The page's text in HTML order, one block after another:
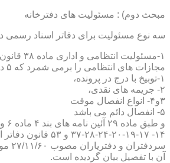
مبحث دوم) : مسئولیت های دفترخانه
سه نوع مسئولیت برای دفاتر اسناد رسمی
۱-مسئولیت
مجازات های انتظامی را برمی شمرد که ۵ درجه شامل :
۱-توبیخ با درج در پرونده،
۲- جریمه های نقدی،
۳و۴- انواع انفصال موقت
۵- انفصال دائم می باشد
۱۴- ۱۷-۱۹-۲۰-۲۴-۲۸-۳۷
آن با تفصیل بیان گردیده است.